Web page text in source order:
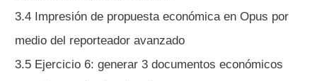
3.4 Impresión de propuesta económica en Opus por
medio del reporteador avanzado
3.5 Ejercicio 6: generar 3 documentos económicos